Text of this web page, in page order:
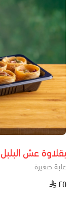
بقلاوة عش البلبل
علبة صغيرة
٢٥